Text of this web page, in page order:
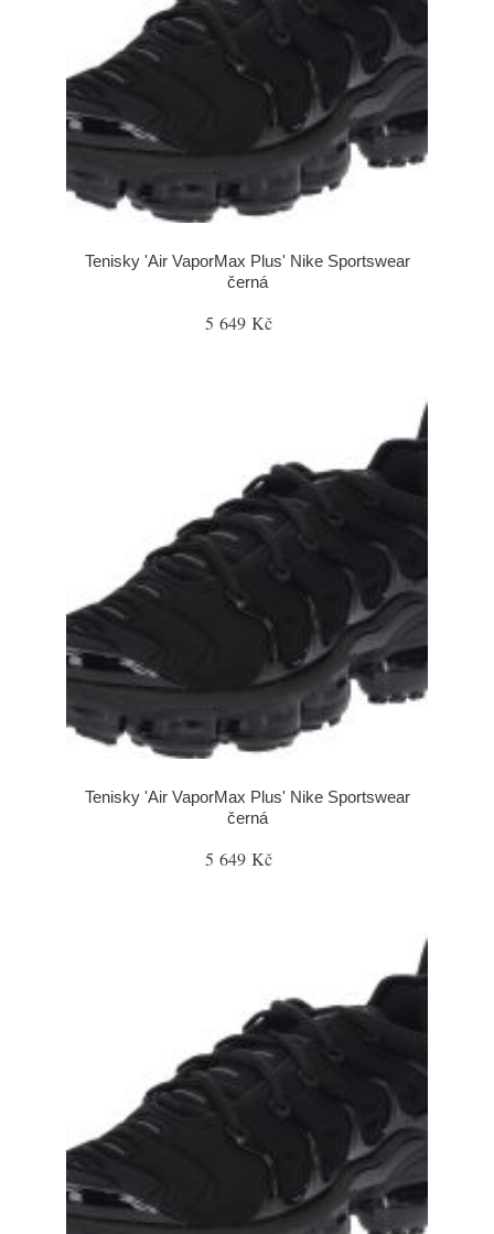
Tenisky 'Air VaporMax Plus' Nike Sportswear
černá
5 649 Kč
Tenisky 'Air VaporMax Plus' Nike Sportswear
černá
5 649 Kč